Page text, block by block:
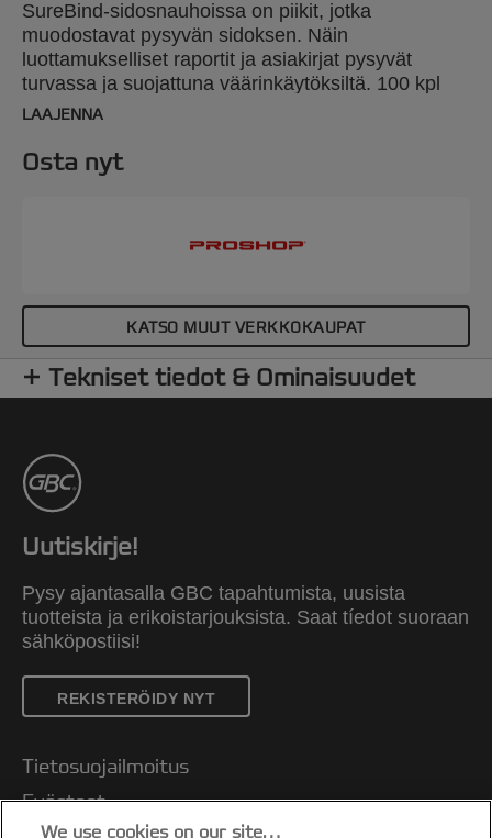
SureBind-sidosnauhoissa on piikit, jotka
muodostavat pysyvän sidoksen. Näin
luottamukselliset raportit ja asiakirjat pysyvät
turvassa ja suojattuna väärinkäytöksiltä. 100 kpl
pakkaus, A4 25mm musta. Sidontakapasiteetti 250
LAAJENNA
Osta nyt
KATSO MUUT VERKKOKAUPAT
Tekniset tiedot & Ominaisuudet
Uutiskirje!
Pysy ajantasalla GBC tapahtumista, uusista
tuotteista ja erikoistarjouksista. Saat tíedot suoraan
sähköpostiisi!
REKISTERÖIDY NYT
Tietosuojailmoitus
Evästeet
We use cookies on our site…